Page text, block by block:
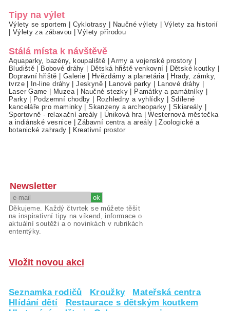
Tipy na výlet
Výlety se sportem | Cyklotrasy | Naučné výlety | Výlety za historií
| Výlety za zábavou |Výlety přírodou
Stálá místa k návštěvě
Aquaparky, bazény, koupaliště |Army a vojenské prostory |
Bludiště | Bobové dráhy | Dětská hřiště venkovní | Dětské koutky |
Dopravní hřiště | Galerie | Hvězdárny a planetária | Hrady, zámky,
tvrze| In-line dráhy |Jeskyně| Lanové parky | Lanové dráhy |
Laser Game | Muzea| Naučné stezky | Památky a památníky |
Parky| Podzemní chodby | Rozhledny a vyhlídky | Sdílené
kanceláře pro maminky |Skanzeny a archeoparky | Skiareály |
Sportovně - relaxační areály | Úniková hra |Westernová městečka
a indiánské vesnice |Zábavní centra a areály |Zoologické a
botanické zahrady | Kreativní prostor
Newsletter
Děkujeme. Každý čtvrtek se můžete těšit
na inspirativní tipy na víkend, informace o
aktuální soutěži a o novinkách v rubrikách
ententýky.
Vložit novou akci
Seznamka rodičů Kroužky
Mateřská centra
Hlídání dětí
Restaurace s dětským koutkem